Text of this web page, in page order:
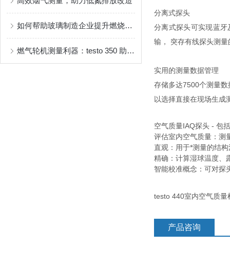
如何帮助玻璃制造企业提升燃烧效率，实现安全检测
燃气轮机测量利器：testo 350 助力能源高效利用与合规排放
分离式探头
分离式探头可实现蓝
输， 突存有线探头测
实用的测量数据管理
存储多达7500个测量
以选择直接在现场生成
空气质量IAQ探头 - 包
评估室内空气质量：测
直观：用于*测量的结
精确：计算湿球温度、
智能校准概念：可对探
testo 440室内空气质量
产品咨询